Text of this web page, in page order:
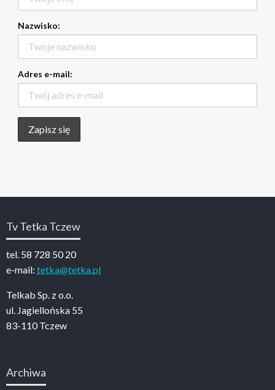
Nazwisko:
Adres e-mail:
Tv Tetka Tczew
tel. 58 728 50 20
e-mail: tetka@tetka.pl
Telkab Sp. z o.o.
ul. Jagiellońska 55
83-110 Tczew
Archiwa